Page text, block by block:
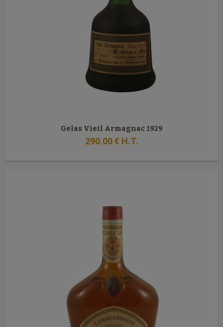
Gelas Vieil Armagnac 1929
290.00€ H.T.